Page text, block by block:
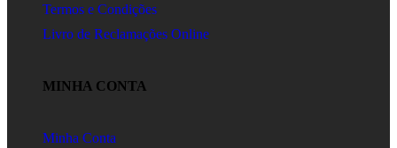
Termos e Condições
Livro de Reclamações Online
MINHA CONTA
Minha Conta